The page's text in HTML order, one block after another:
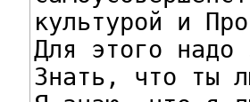
культурой и
Для этого
Знать, что ты